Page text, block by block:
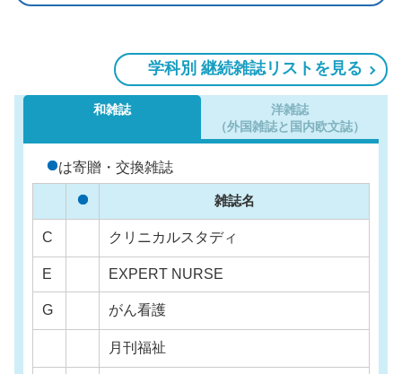
学科別 継続雑誌リストを見る
和雑誌
洋雑誌
（外国雑誌と国内欧文誌）
は寄贈・交換雑誌
雑誌名
C クリニカルスタディ
E EXPERT NURSE
G がん看護
月刊福祉